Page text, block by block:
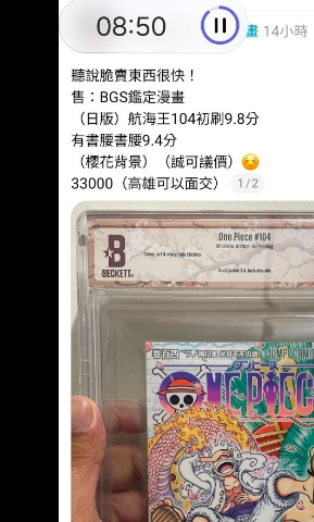
不送爆 -- 神作還不漲十倍